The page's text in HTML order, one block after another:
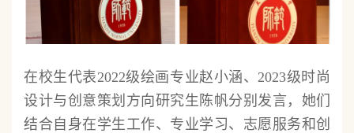
在校生代表2022级绘画专业赵小涵、2023级时尚
设计与创意策划方向研究生陈帆分别发言，她们
结合自身在学生工作、专业学习、志愿服务和创